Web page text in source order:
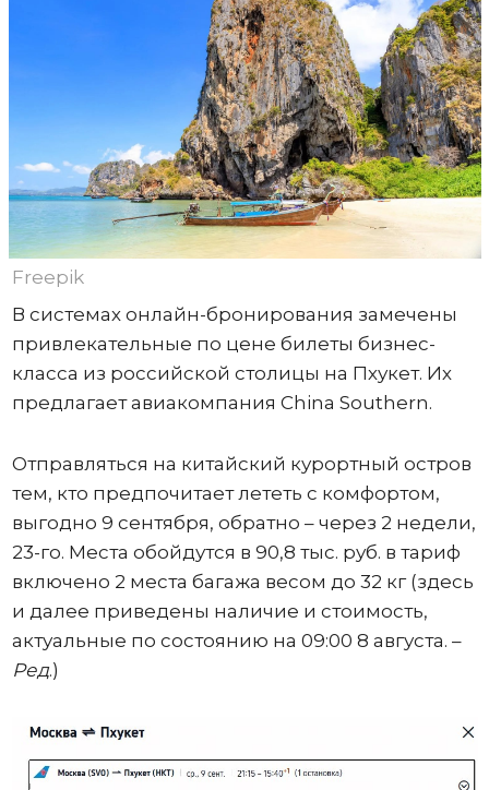
Freepik
В системах онлайн-бронирования замечены
привлекательные по цене билеты бизнес-
класса из российской столицы на Пхукет. Их
предлагает авиакомпания China Southern.
Отправляться на китайский курортный остров
тем, кто предпочитает лететь с комфортом,
выгодно 9 сентября, обратно – через 2 недели,
23-го. Места обойдутся в 90,8 тыс. руб. в тариф
включено 2 места багажа весом до 32 кг (здесь
и далее приведены наличие и стоимость,
актуальные по состоянию на 09:00 8 августа. –
Ред.)